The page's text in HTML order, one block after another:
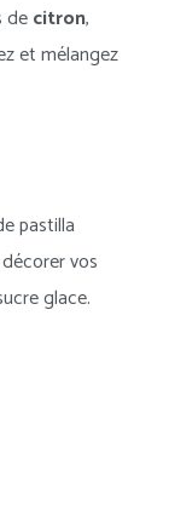
decitron,
et mélangez
pastilla
vos
glace.